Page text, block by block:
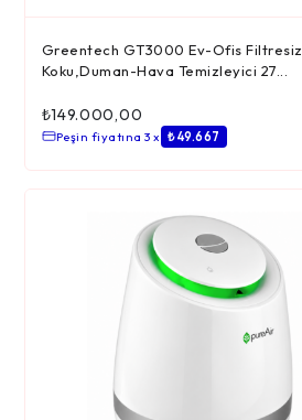
Greentech GT3000 Ev-Ofis Filtresiz
Koku,Duman-Hava Temizleyici 27...
₺149.000,00
Peşin fiyatına 3 x ₺ 49.667